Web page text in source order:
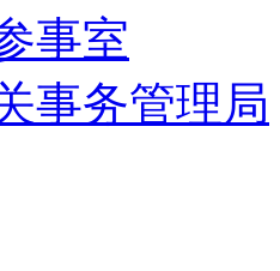
事室
事务管理局